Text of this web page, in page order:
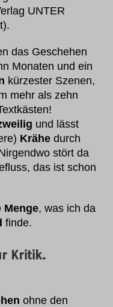
UNTER
das Geschehen
Monaten und ein
kürzester Szenen,
mehr als zehn
und lässt
Krähe durch
stört da
das ist schon
Menge, was ich da
finde.
Kritik.
ohne den